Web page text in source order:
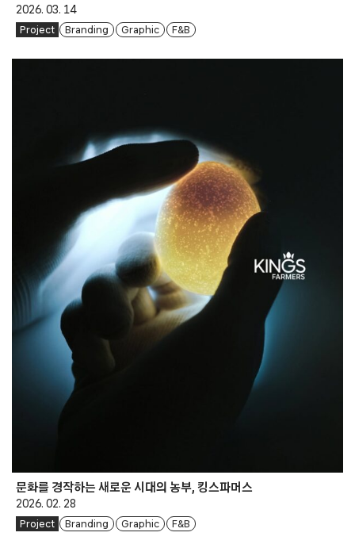
2026. 03. 14
Project Branding Graphic F&B
문화를 경작하는 새로운 시대의 농부, 킹스파머스
2026. 02. 28
Project Branding Graphic F&B